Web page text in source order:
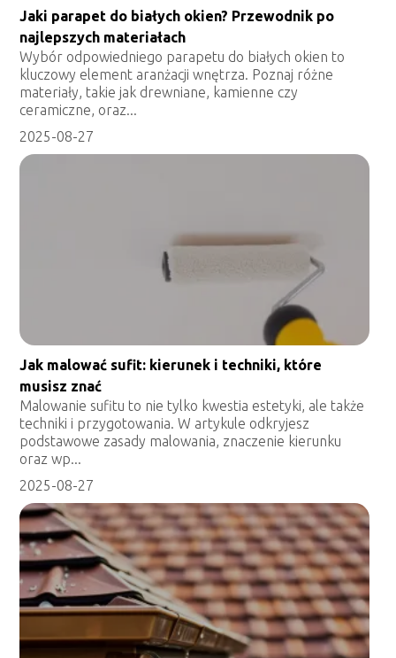
Jaki parapet do białych okien? Przewodnik po
najlepszych materiałach
Wybór odpowiedniego parapetu do białych okien to
kluczowy element aranżacji wnętrza. Poznaj różne
materiały, takie jak drewniane, kamienne czy
ceramiczne, oraz...
2025-08-27
Jak malować sufit: kierunek i techniki, które
musisz znać
Malowanie sufitu to nie tylko kwestia estetyki, ale także
techniki i przygotowania. W artykule odkryjesz
podstawowe zasady malowania, znaczenie kierunku
oraz wp...
2025-08-27